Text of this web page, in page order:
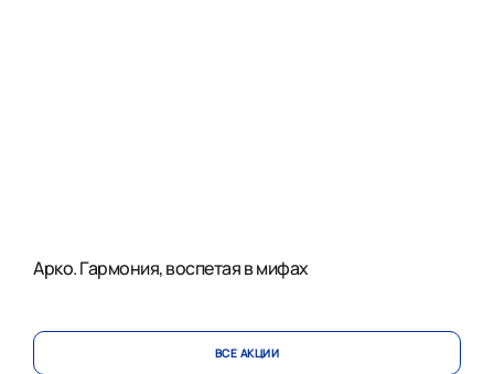
Арко. Гармония, воспетая в мифах
ВСЕ АКЦИИ